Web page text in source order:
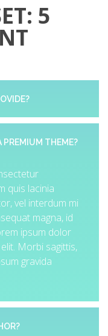
sapien ut justo.
ipsum
amet,
5
quis lacinia
magna, id
ipsum dolor
Morbi sagittis,
gravida
PREMIUM THEME?
quis lacinia
vel interdum mi
magna, id
ipsum dolor
Morbi sagittis,
gravida